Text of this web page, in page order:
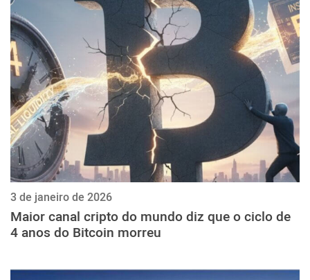
ქართული
polski
vietnamese
3 de janeiro de 2026
Maior canal cripto do mundo diz que o ciclo de
4 anos do Bitcoin morreu